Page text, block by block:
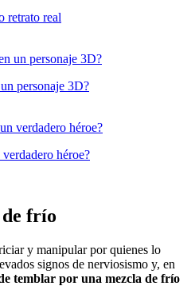
retrato real
personaje 3D?
héroe?
frío
y manipular por quienes lo
signos de nerviosismo y, en
temblar por una mezcla de frío